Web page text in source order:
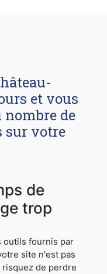
et vous
nombre de
sur votre
de
trop
outils fournis par
site n'est pas
de perdre